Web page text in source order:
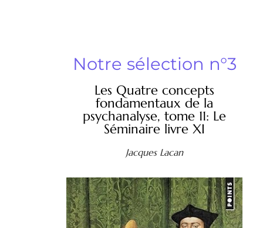
Notre sélection n°3
Les Quatre concepts
fondamentaux de la
psychanalyse, tome 11: Le
Séminaire livre XI
Jacques Lacan